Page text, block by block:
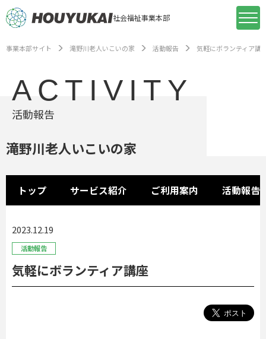
社会福祉事業本部
事業本部サイト 滝野川老人いこいの家 活動報告 気軽にボランティア講
ACTIVITY
活動報告
滝野川老人いこいの家
トップ サービス紹介 ご利用案内 活動報告
2023.12.19
活動報告
気軽にボランティア講座